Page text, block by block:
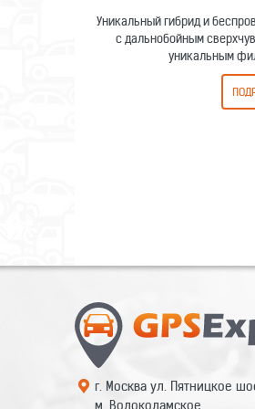
Уникальный гибрид и
с дальнобойным
уникальным
г. Москва ул. Пятницкое
м. Волоколамское